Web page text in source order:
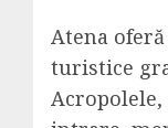
Atena
turistice
Acropolele,